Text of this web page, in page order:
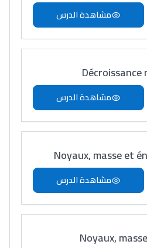
مشاهدة الدرس
مشاهدة الدرس
Noyaux, masse et
مشاهدة الدرس
Noyaux,